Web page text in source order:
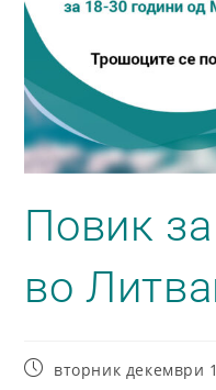
Повик
во
вторник декември